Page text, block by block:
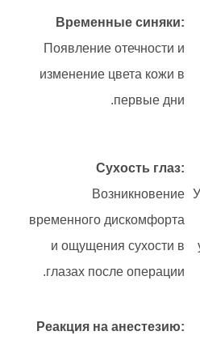
Временные синяки:
Появление отечности и
изменение цвета кожи в
первые дни.
Сухость глаз:
Возникновение
временного дискомфорта
и ощущения сухости в
глазах после операции.
Реакция на анестезию: